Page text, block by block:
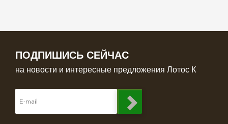
ПОДПИШИСЬ СЕЙЧАС
на новости и интересные предложения Лотос К